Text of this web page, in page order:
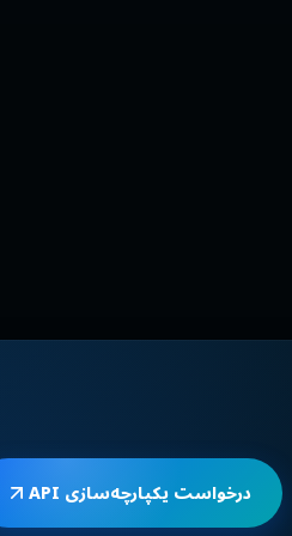
درخواست یکپارچه‌سازی API